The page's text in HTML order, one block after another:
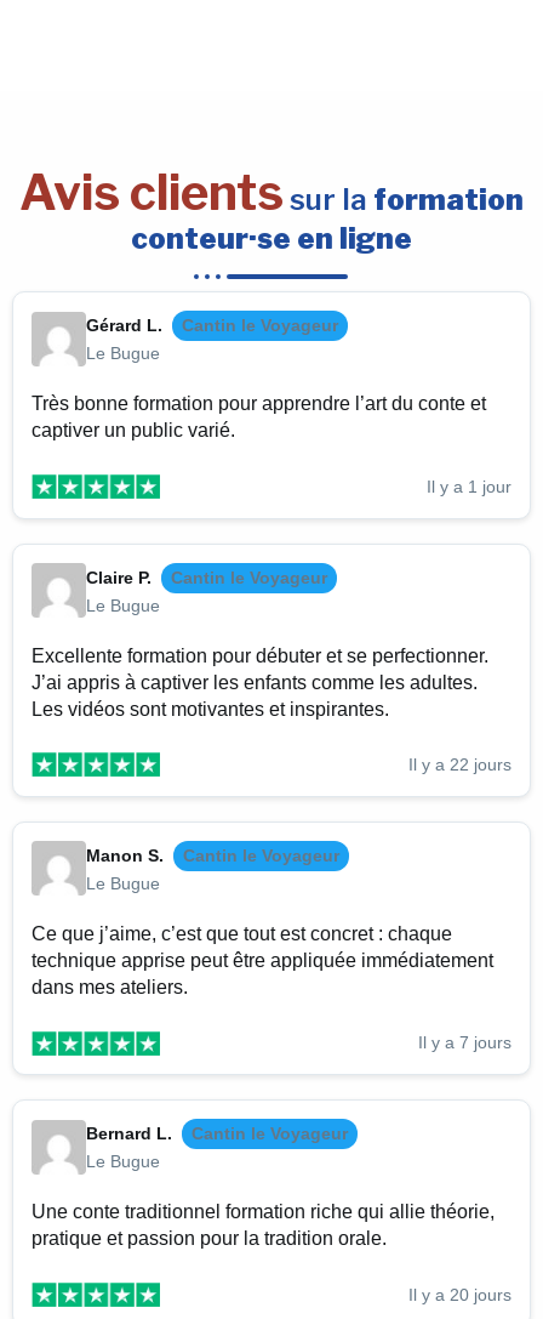
Avis clients sur la formation
conteur·se en ligne
Gérard L.
Cantin le Voyageur
Le Bugue
Très bonne formation pour apprendre l’art du conte et
captiver un public varié.
Il y a 1 jour
Claire P.
Cantin le Voyageur
Le Bugue
Excellente formation pour débuter et se perfectionner.
J’ai appris à captiver les enfants comme les adultes.
Les vidéos sont motivantes et inspirantes.
Il y a 22 jours
Manon S.
Cantin le Voyageur
Le Bugue
Ce que j’aime, c’est que tout est concret : chaque
technique apprise peut être appliquée immédiatement
dans mes ateliers.
Il y a 7 jours
Bernard L.
Cantin le Voyageur
Le Bugue
Une conte traditionnel formation riche qui allie théorie,
pratique et passion pour la tradition orale.
Il y a 20 jours